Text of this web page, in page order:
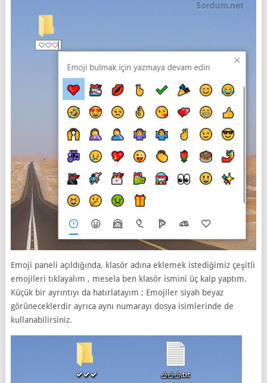
Emoji paneli açıldığında, klasör adına eklemek istediğimiz çeşitli
emojileri tıklayalım , mesela ben klasör ismini üç kalp yaptım.
Küçük bir ayrıntıyı da hatırlatayım ; Emojiler siyah beyaz
görüneceklerdir ayrıca aynı numarayı dosya isimlerinde de
kullanabilirsiniz.